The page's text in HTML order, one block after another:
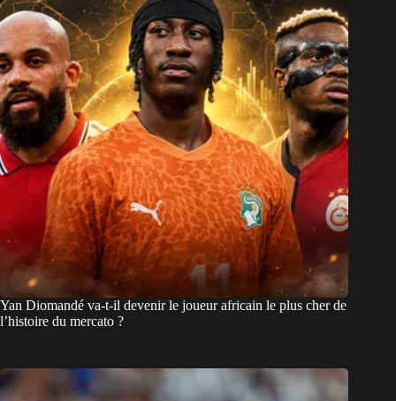
Yan Diomandé va-t-il devenir le joueur africain le plus cher de
l’histoire du mercato ?